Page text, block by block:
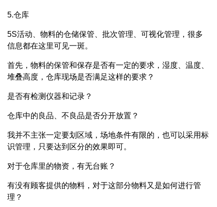
5.仓库
5S活动、物料的仓储保管、批次管理、可视化管理，很多
信息都在这里可见一斑。
首先，物料的保管和保存是否有一定的要求，湿度、温度、
堆叠高度，仓库现场是否满足这样的要求？
是否有检测仪器和记录？
仓库中的良品、不良品是否分开放置？
我并不主张一定要划区域，场地条件有限的，也可以采用标
识管理，只要达到区分的效果即可。
对于仓库里的物资，有无台账？
有没有顾客提供的物料，对于这部分物料又是如何进行管
理？